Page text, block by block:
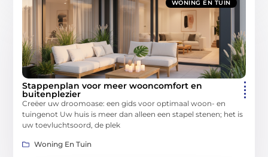
WONING EN TUIN
Stappenplan voor meer wooncomfort en
buitenplezier
Creëer uw droomoase: een gids voor optimaal woon- en
tuingenot Uw huis is meer dan alleen een stapel stenen; het is
uw toevluchtsoord, de plek
Woning En Tuin